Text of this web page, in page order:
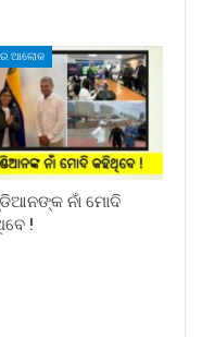
ଆଲୋକ
ନାଁ ମୋଦି
!